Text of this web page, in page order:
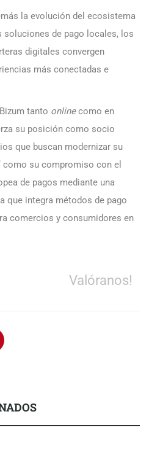
la evolución del ecosistema
soluciones de pago locales, los
digitales convergen
más conectadas e
tanto onlinecomo en
su posición como socio
que buscan modernizar su
su compromiso con el
de pagos mediante una
que integra métodos de pago
comercios y consumidores en
Valóranos!